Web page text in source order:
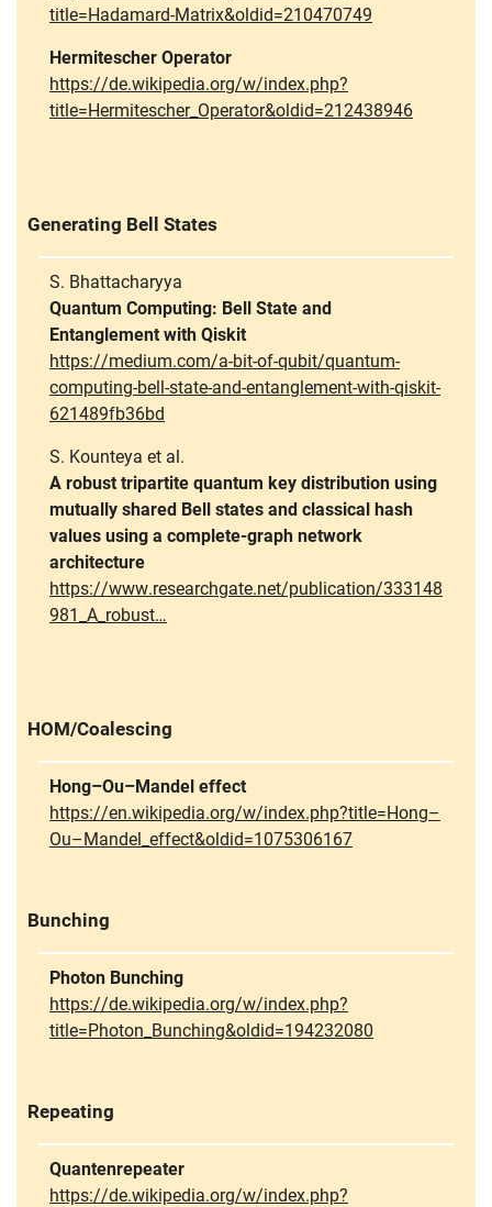
title=Hadamard-Matrix&oldid=210470749
Hermitescher Operator
https://de.wikipedia.org/w/index.php?
title=Hermitescher_Operator&oldid=212438946
Generating Bell States
S. Bhattacharyya
Quantum Computing: Bell State and
Entanglement with Qiskit
https://medium.com/a-bit-of-qubit/quantum-
computing-bell-state-and-entanglement-with-qiskit-
621489fb36bd
S. Kounteya et al.
A robust tripartite quantum key distribution using
mutually shared Bell states and classical hash
values using a complete-graph network
architecture
https://www.researchgate.net/publication/333148
981_A_robust…
HOM/Coalescing
Hong–Ou–Mandel effect
https://en.wikipedia.org/w/index.php?title=Hong–
Ou–Mandel_effect&oldid=1075306167
Bunching
Photon Bunching
https://de.wikipedia.org/w/index.php?
title=Photon_Bunching&oldid=194232080
Repeating
Quantenrepeater
https://de.wikipedia.org/w/index.php?